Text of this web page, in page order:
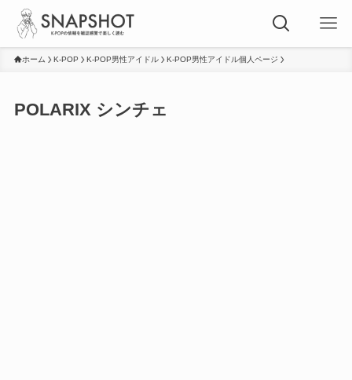
ホーム K-POP K-POP男性アイドル K-POP男性アイドル個人ページ
POLARIX シンチェ